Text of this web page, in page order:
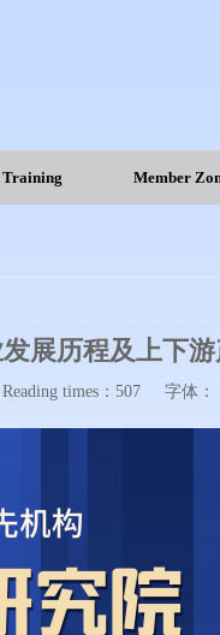
Member
展历程及上下
times：507 字体：